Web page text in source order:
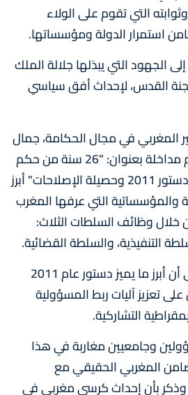
التي تقوم على الولاء
استمرار الدولة ومؤسساتها.
الجهود التي يبذلها جلالة الملك
القدس، لإحداث أفق سياسي
المغربي في مجال الحكامة، جمال
الدين بنعيسى، فقد قدم مداخلة بعنوان: "26 سنة من حكم
الملك محمد السادس: دستور 2011 وحصيلة الإصلاحات" أبرز
والمؤسساتية التي عرفها المغرب
خلال وظائف السلطات الثلاث:
التنفيذية، والسلطة القضائية.
وأكد السيد بنعيسى على أن أبرز ما يميز دستور عام 2011
تعزيز آليات ربط المسؤولية
التشاركية.
وجامعيين مغاربة في هذا
المغربي الحقيقي مع
وذكر بأن إحداث كرسي مغربي في